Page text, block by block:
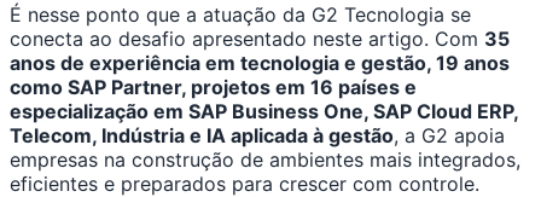
É nesse ponto que a atuação da G2 Tecnologia se
conecta ao desafio apresentado neste artigo. Com 35
anos de experiência em tecnologia e gestão, 19 anos
como SAP Partner, projetos em 16 países e
especialização em SAP Business One, SAP Cloud ERP,
Telecom, Indústria e IA aplicada à gestão, a G2 apoia
empresas na construção de ambientes mais integrados,
eficientes e preparados para crescer com controle.